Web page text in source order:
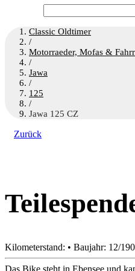
nach:
Classic Oldtimer
/
Motorraeder, Mofas &
/
Jawa
/
125
/
Jawa 125 CZ
Zurück
Kilometerstand: • Baujahr: 12/
Das Bike steht in Ebensee und